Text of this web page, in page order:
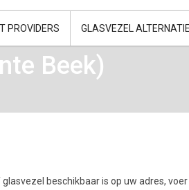
PROVIDERS GLASVEZEL
Beek)
beschikbaar is op uw adres, voer